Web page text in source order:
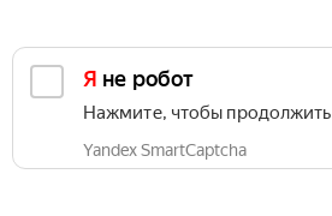
Я не робот
Нажмите, чтобы продолжить
Yandex SmartCaptcha